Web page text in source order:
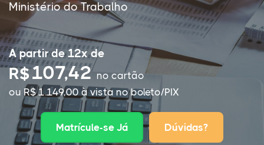
Ministério do Trabalho
A partir de 12x de
R$107,42 no cartão
ou R$ 1.149,00 à vista no boleto/PIX
Matrícule-se Já Dúvidas?